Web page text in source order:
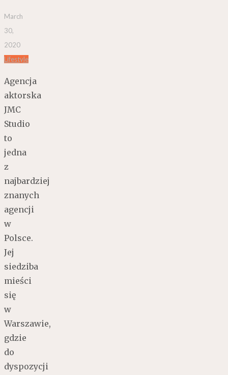
March
30,
2020
Lifestyle
Agencja
aktorska
JMC
Studio
to
jedna
z
najbardziej
znanych
agencji
w
Polsce.
Jej
siedziba
mieści
się
w
Warszawie,
gdzie
do
dyspozycji